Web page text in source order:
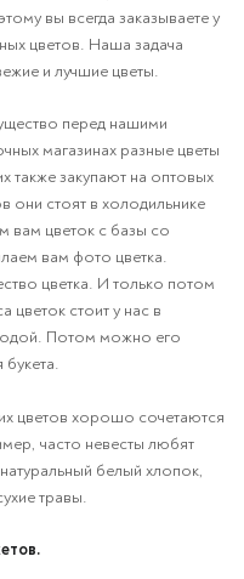
вы всегда заказываете у
цветов. Наша задача
и лучшие цветы.
перед нашими
магазинах разные цветы
также закупают на оптовых
они стоят в холодильнике
вам цветок с базы со
вам фото цветка.
цветка. И только потом
цветок стоит у нас в
Потом можно его
букета.
цветов хорошо сочетаются
часто невесты любят
белый хлопок,
травы.